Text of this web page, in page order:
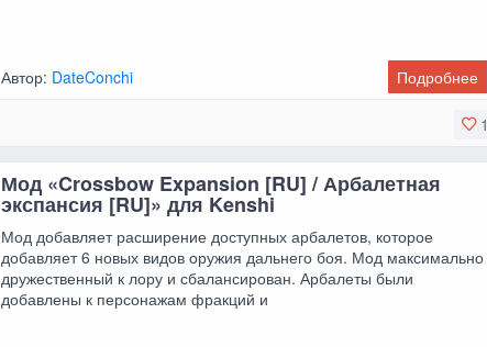
Автор: DateConchi Подробнее
1
Мод «Crossbow Expansion [RU] / Арбалетная
экспансия [RU]» для Kenshi
Мод добавляет расширение доступных арбалетов, которое
добавляет 6 новых видов оружия дальнего боя. Мод максимально
дружественный к лору и сбалансирован. Арбалеты были
добавлены к персонажам фракций и